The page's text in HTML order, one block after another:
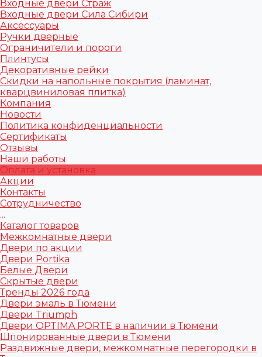
Входные двери Страж
Входные двери Сила Сибири
Аксессуары
Ручки дверные
Ограничители и пороги
Плинтусы
Декоративные рейки
Скидки на напольные покрытия (ламинат,
кварцвиниловая плитка)
Компания
Новости
Политика конфиденциальности
Сертификаты
Отзывы
Наши работы
Оплата и установка
Акции
Контакты
Сотрудничество
...
Каталог товаров
Межкомнатные двери
Двери по акции
Двери Portika
Белые Двери
Скрытые двери
Тренды 2026 года
Двери эмаль в Тюмени
Двери Triumph
Двери OPTIMA PORTE в наличии в Тюмени
Шпонированные двери в Тюмени
Раздвижные двери, межкомнатные перегородки в